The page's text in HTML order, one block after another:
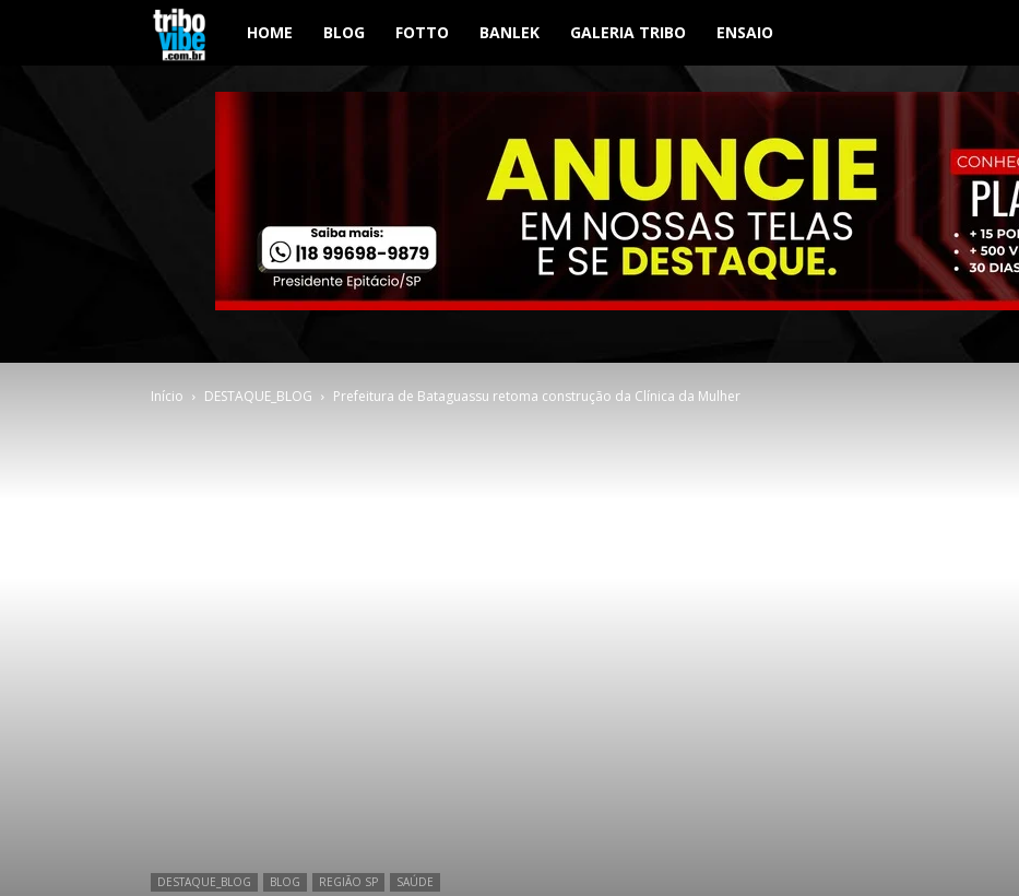
Tribo
Vibe
HOME BLOG FOTTO BANLEK GALERIA TRIBO ENSAIO
Início DESTAQUE_BLOG Prefeitura de Bataguassu retoma construção da Clínica da Mulher
DESTAQUE_BLOG BLOG REGIÃO SP SAÚDE